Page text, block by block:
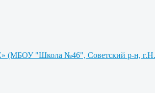
(МБОУ "Школа №46", Советский р-н,